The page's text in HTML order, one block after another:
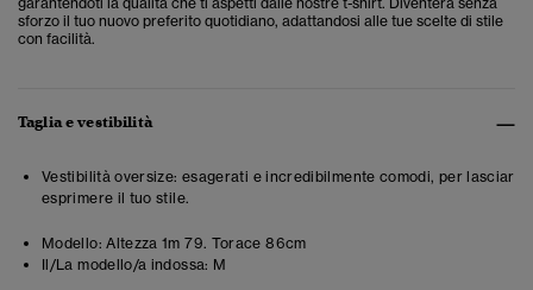
sforzo il tuo nuovo preferito quotidiano, adattandosi alle tue scelte di stile
con facilità.
Taglia e vestibilità
Vestibilità oversize: esagerati e incredibilmente comodi, per lasciar
esprimere il tuo stile.
Modello: Altezza 1m 79. Torace 86cm
Il/La modello/a indossa: M